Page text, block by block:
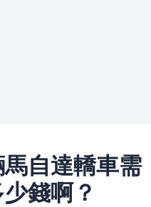
自達轎車需
錢啊？